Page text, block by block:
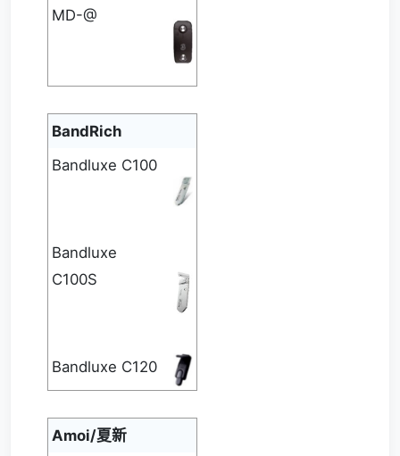
MD-@
BandRich
Bandluxe C100
Bandluxe
C100S
Bandluxe C120
Amoi/夏新